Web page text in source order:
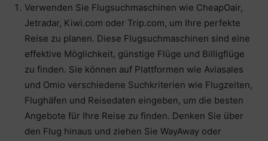
Verwenden Sie Flugsuchmaschinen wie CheapOair,
Jetradar, Kiwi.com oder Trip.com, um Ihre perfekte
Reise zu planen. Diese Flugsuchmaschinen sind eine
effektive Möglichkeit, günstige Flüge und Billigflüge
zu finden. Sie können auf Plattformen wie Aviasales
und Omio verschiedene Suchkriterien wie Flugzeiten,
Flughäfen und Reisedaten eingeben, um die besten
Angebote für Ihre Reise zu finden. Denken Sie über
den Flug hinaus und ziehen Sie WayAway oder